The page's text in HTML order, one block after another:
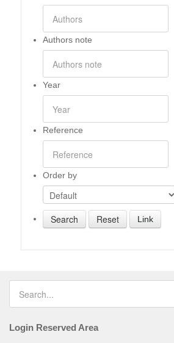
Authors note
Year
Reference
Order by
Link
Login Reserved Area